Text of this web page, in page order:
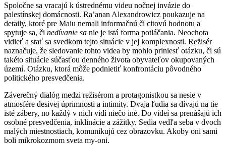
Spoločne sa vracajú k ústrednému videu nočnej invázie do
palestínskej domácnosti. Ra’anan Alexandrowicz poukazuje na
detaily, ktoré pre Maiu nemali informačnú či citovú hodnotu a
spytuje sa, či nedívanie sa nie je istá forma potláčania. Neochota
vidieť a stať sa svedkom tejto situácie v jej komplexnosti. Režisér
naznačuje, že sledovanie tohto videa by mohlo priniesť otázku, či sú
takéto situácie súčasťou denného života obyvateľov okupovaných
území. Otázku, ktorá môže podnietiť konfrontáciu pôvodného
politického presvedčenia.
Záverečný dialóg medzi režisérom a protagonistkou sa nesie v
atmosfére desivej úprimnosti a intimity. Dvaja ľudia sa dívajú na tie
isté zábery, no každý v nich vidí niečo iné. Do videí sa prenášajú ich
osobné presvedčenia, inklinácie a zážitky. Sedia vedľa seba v dvoch
malých miestnostiach, komunikujú cez obrazovku. Akoby oni sami
boli mikrokozmom sveta my-oni.